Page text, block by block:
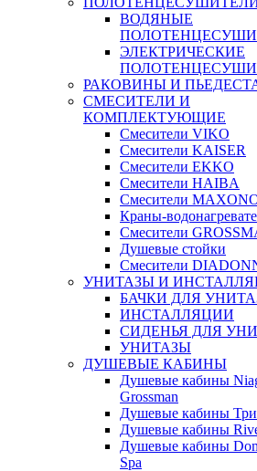
ВОДЯНЫЕ
ЭЛЕКТРИЧЕСКИЕ
РАКОВИНЫ И
СМЕСИТЕЛИ И
КОМПЛЕКТУЮЩИЕ
Смесители VIKO
Смесители KAISER
Смесители EKKO
Смесители HAIBA
Смесители
Краны-
Смесители
Душевые стойки
Смесители
УНИТАЗЫ И
БАЧКИ ДЛЯ
ИНСТАЛЛЯЦИИ
СИДЕНЬЯ ДЛЯ
УНИТАЗЫ
ДУШЕВЫЕ КАБИНЫ
Душевые кабины
Grossman
Душевые кабины
Душевые кабины
Душевые кабины
Spa